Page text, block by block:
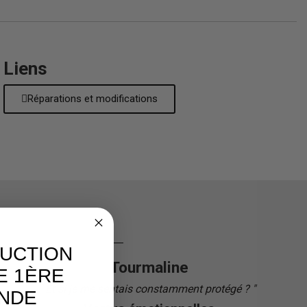
Liens
Réparations et modifications
Tourmaline
Et si je me sentais constamment protégé ? ""
1ÈRE